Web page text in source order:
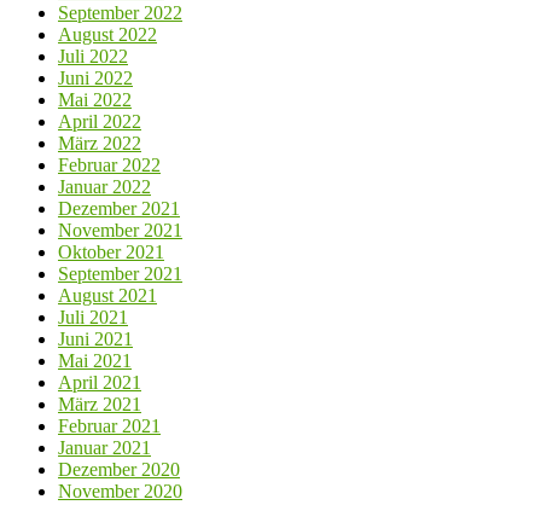
September 2022
August 2022
Juli 2022
Juni 2022
Mai 2022
April 2022
März 2022
Februar 2022
Januar 2022
Dezember 2021
November 2021
Oktober 2021
September 2021
August 2021
Juli 2021
Juni 2021
Mai 2021
April 2021
März 2021
Februar 2021
Januar 2021
Dezember 2020
November 2020